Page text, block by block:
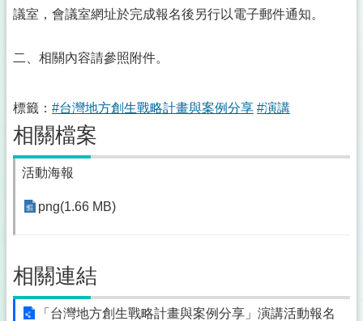
議室，會議室網址於完成報名後另行以電子郵件通知。
二、相關內容請參照附件。
標籤： #台灣地方創生戰略計畫與案例分享 #演講
相關檔案
活動海報
png(1.66 MB)
相關連結
「台灣地方創生戰略計畫與案例分享」演講活動報名